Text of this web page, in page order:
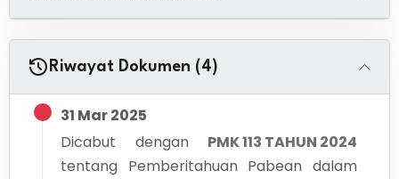
Riwayat Dokumen (4)
31 Mar 2025
Dicabut dengan
PMK 113 TAHUN 2024
tentang Pemberitahuan Pabean dalam